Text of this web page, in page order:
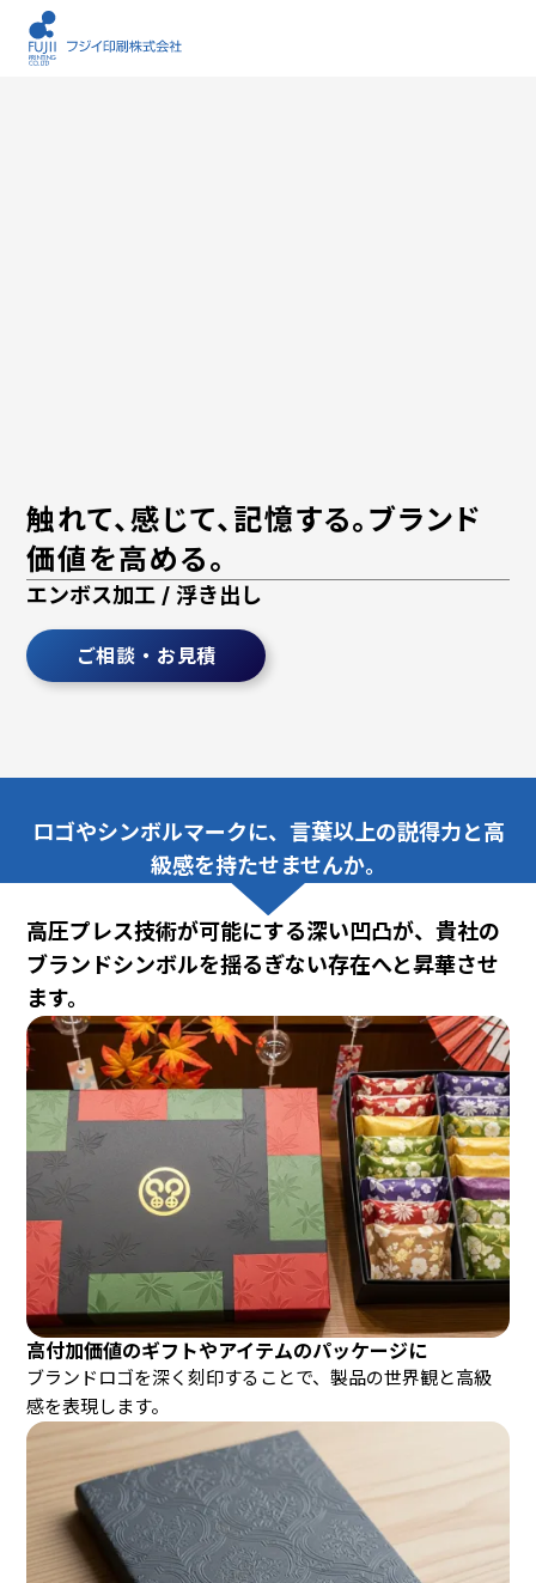
触れて、感じて、記憶する。ブランド
価値を高める。
エンボス加工 / 浮き出し
ご相談・お見積
ロゴやシンボルマークに、言葉以上の説得力と高
級感を持たせませんか。
高圧プレス技術が可能にする深い凹凸が、貴社の
ブランドシンボルを揺るぎない存在へと昇華させ
ます。
高付加価値のギフトやアイテムのパッケージに
ブランドロゴを深く刻印することで、製品の世界観と高級
感を表現します。